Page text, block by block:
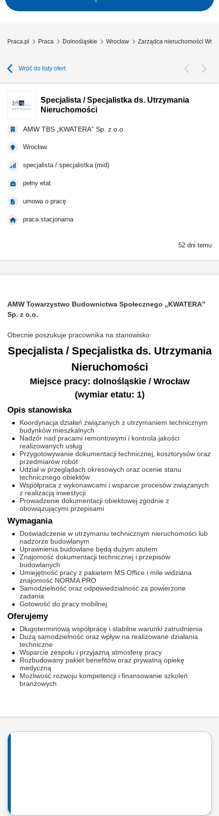
internatowych (meldunkowej, zakwaterowania, mienia, awarii i usterek i
in.), nadzorowanie, rozliczanie oraz...
Praca.pl Praca Dolnośląskie Wrocław Zarządca nieruchomości
Wróć do listy ofert
Specjalista / Specjalistka ds. Utrzymania
Nieruchomości
AMW TBS „KWATERA” Sp. z o.o.
Wrocław
specjalista / specjalistka (mid)
pełny etat
umowa o pracę
praca stacjonarna
52 dni temu
AMW Towarzystwo Budownictwa Społecznego „KWATERA”
Sp. z o.o.
Obecnie poszukuje pracownika na stanowisko:
Specjalista / Specjalistka ds. Utrzymania
Nieruchomości
Miejsce pracy: dolnośląskie / Wrocław
(wymiar etatu: 1)
Opis stanowiska
Koordynacja działań związanych z utrzymaniem technicznym
budynków mieszkalnych
Nadzór nad pracami remontowymi i kontrola jakości
realizowanych usług
Przygotowywanie dokumentacji technicznej, kosztorysów oraz
przedmiarów robót
Udział w przeglądach okresowych oraz ocenie stanu
technicznego obiektów
Współpraca z wykonawcami i wsparcie procesów związanych
z realizacją inwestycji
Prowadzenie dokumentacji obiektowej zgodnie z
obowiązującymi przepisami
Wymagania
Doświadczenie w utrzymaniu technicznym nieruchomości lub
nadzorze budowlanym
Uprawnienia budowlane będą dużym atutem
Znajomość dokumentacji technicznej i przepisów
budowlanych
Umiejętność pracy z pakietem MS Office i mile widziana
znajomość NORMA PRO
Samodzielność oraz odpowiedzialność za powierzone
zadania
Gotowość do pracy mobilnej
Oferujemy
Długoterminową współpracę i stabilne warunki zatrudnienia
Dużą samodzielność oraz wpływ na realizowane działania
techniczne
Wsparcie zespołu i przyjazną atmosferę pracy
Rozbudowany pakiet benefitów oraz prywatną opiekę
medyczną
Możliwość rozwoju kompetencji i finansowanie szkoleń
branżowych